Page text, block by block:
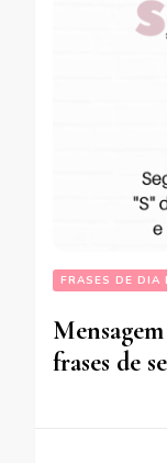
FRASES DE DIA
frases de